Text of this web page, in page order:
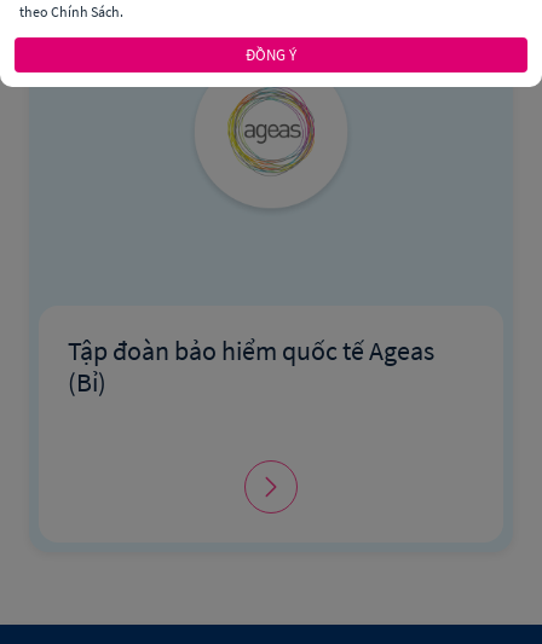
Tập đoàn bảo hiểm quốc tế Ageas
(Bỉ)
theo Chính Sách.
ĐỒNG Ý